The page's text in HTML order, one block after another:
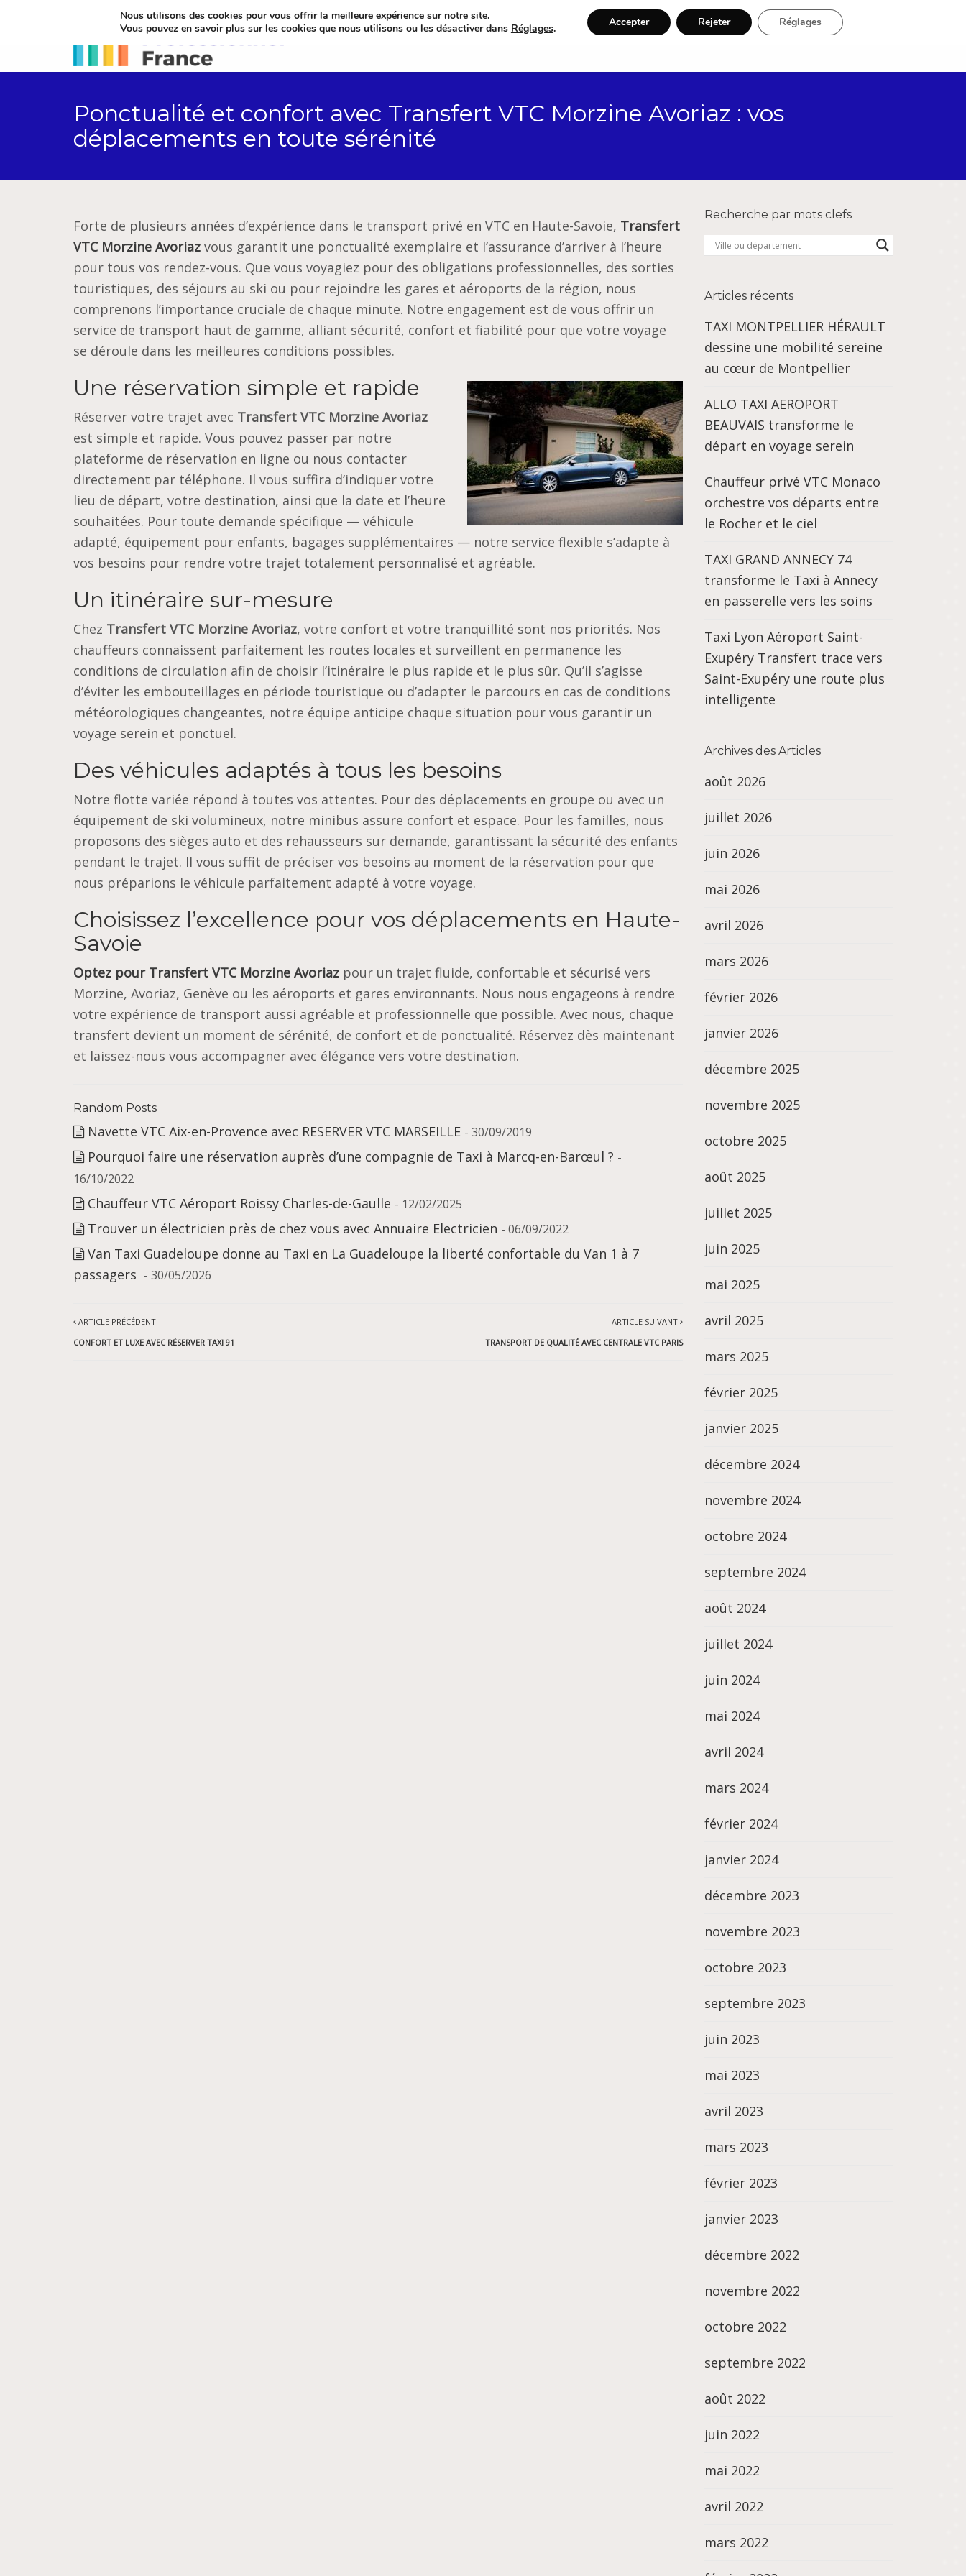
Accueil Catégories Par région Inscription
Ponctualité et confort avec Transfert VTC Morzine Avoriaz : vos
déplacements en toute sérénité
Forte de plusieurs années d’expérience dans le transport privé en VTC en Haute-Savoie, Transfert
VTC Morzine Avoriaz vous garantit une ponctualité exemplaire et l’assurance d’arriver à l’heure
pour tous vos rendez-vous. Que vous voyagiez pour des obligations professionnelles, des sorties
touristiques, des séjours au ski ou pour rejoindre les gares et aéroports de la région, nous
comprenons l’importance cruciale de chaque minute. Notre engagement est de vous offrir un
service de transport haut de gamme, alliant sécurité, confort et fiabilité pour que votre voyage
se déroule dans les meilleures conditions possibles.
Une réservation simple et rapide
Réserver votre trajet avec Transfert VTC Morzine Avoriaz
est simple et rapide. Vous pouvez passer par notre
plateforme de réservation en ligne ou nous contacter
directement par téléphone. Il vous suffira d’indiquer votre
lieu de départ, votre destination, ainsi que la date et l’heure
souhaitées. Pour toute demande spécifique — véhicule
adapté, équipement pour enfants, bagages supplémentaires — notre service flexible s’adapte à
vos besoins pour rendre votre trajet totalement personnalisé et agréable.
Un itinéraire sur-mesure
Chez Transfert VTC Morzine Avoriaz, votre confort et votre tranquillité sont nos priorités. Nos
chauffeurs connaissent parfaitement les routes locales et surveillent en permanence les
conditions de circulation afin de choisir l’itinéraire le plus rapide et le plus sûr. Qu’il s’agisse
d’éviter les embouteillages en période touristique ou d’adapter le parcours en cas de conditions
météorologiques changeantes, notre équipe anticipe chaque situation pour vous garantir un
voyage serein et ponctuel.
Des véhicules adaptés à tous les besoins
Notre flotte variée répond à toutes vos attentes. Pour des déplacements en groupe ou avec un
équipement de ski volumineux, notre minibus assure confort et espace. Pour les familles, nous
proposons des sièges auto et des rehausseurs sur demande, garantissant la sécurité des enfants
pendant le trajet. Il vous suffit de préciser vos besoins au moment de la réservation pour que
nous préparions le véhicule parfaitement adapté à votre voyage.
Choisissez l’excellence pour vos déplacements en Haute-
Savoie
Optez pour Transfert VTC Morzine Avoriaz pour un trajet fluide, confortable et sécurisé vers
Morzine, Avoriaz, Genève ou les aéroports et gares environnants. Nous nous engageons à rendre
votre expérience de transport aussi agréable et professionnelle que possible. Avec nous, chaque
transfert devient un moment de sérénité, de confort et de ponctualité. Réservez dès maintenant
et laissez-nous vous accompagner avec élégance vers votre destination.
Random Posts
Navette VTC Aix-en-Provence avec RESERVER VTC MARSEILLE - 30/09/2019
Pourquoi faire une réservation auprès d’une compagnie de Taxi à Marcq-en-Barœul ? -
16/10/2022
Chauffeur VTC Aéroport Roissy Charles-de-Gaulle - 12/02/2025
Trouver un électricien près de chez vous avec Annuaire Electricien - 06/09/2022
Van Taxi Guadeloupe donne au Taxi en La Guadeloupe la liberté confortable du Van 1 à 7
passagers - 30/05/2026
ARTICLE PRÉCÉDENT
CONFORT ET LUXE AVEC RÉSERVER TAXI 91
ARTICLE SUIVANT
TRANSPORT DE QUALITÉ AVEC CENTRALE VTC PARIS
Recherche par mots clefs
Articles récents
TAXI MONTPELLIER HÉRAULT
dessine une mobilité sereine
au cœur de Montpellier
ALLO TAXI AEROPORT
BEAUVAIS transforme le
départ en voyage serein
Chauffeur privé VTC Monaco
orchestre vos départs entre
le Rocher et le ciel
TAXI GRAND ANNECY 74
transforme le Taxi à Annecy
en passerelle vers les soins
Taxi Lyon Aéroport Saint-
Exupéry Transfert trace vers
Saint-Exupéry une route plus
intelligente
Archives des Articles
août 2026
juillet 2026
juin 2026
mai 2026
avril 2026
mars 2026
février 2026
janvier 2026
décembre 2025
novembre 2025
octobre 2025
août 2025
juillet 2025
juin 2025
mai 2025
avril 2025
mars 2025
février 2025
janvier 2025
décembre 2024
novembre 2024
octobre 2024
septembre 2024
août 2024
juillet 2024
juin 2024
mai 2024
avril 2024
mars 2024
février 2024
janvier 2024
décembre 2023
novembre 2023
octobre 2023
septembre 2023
juin 2023
mai 2023
avril 2023
mars 2023
février 2023
janvier 2023
décembre 2022
novembre 2022
octobre 2022
septembre 2022
août 2022
juin 2022
mai 2022
avril 2022
mars 2022
Nous utilisons des cookies pour vous offrir la meilleure expérience sur notre site.
Vous pouvez en savoir plus sur les cookies que nous utilisons ou les désactiver dans Réglages. Accepter Rejeter Réglages